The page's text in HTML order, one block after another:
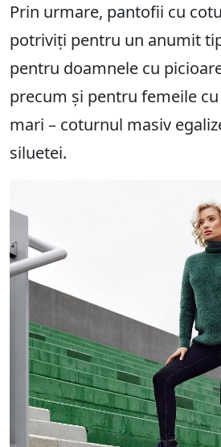
Prin urmare, pantofii cu
potriviți pentru un anumit
pentru doamnele cu
precum și pentru femeile
mari – coturnul masiv
siluetei.